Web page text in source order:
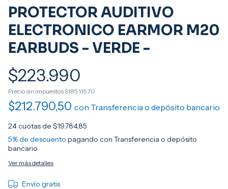
PROTECTOR AUDITIVO
ELECTRONICO EARMOR M20
EARBUDS - VERDE -
$223.990
Precio sin impuestos$185.115,70
$212.790,50 con Transferencia o depósito bancario
24cuotas de $19.784,85
5% de descuento pagando con Transferencia o depósito
bancario
Ver más detalles
Envío gratis